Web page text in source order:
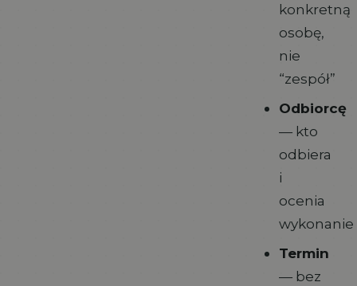
konkretną
osobę,
nie
“zespół”
Odbiorcę
— kto
odbiera
i
ocenia
wykonanie
Termin
— bez